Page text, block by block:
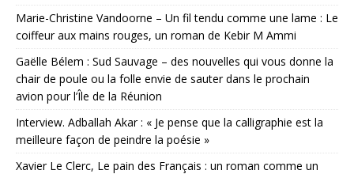
Marie-Christine Vandoorne – Un fil tendu comme une lame : Le
coiffeur aux mains rouges, un roman de Kebir M Ammi
Gaëlle Bélem : Sud Sauvage – des nouvelles qui vous donne la
chair de poule ou la folle envie de sauter dans le prochain
avion pour l’Île de la Réunion
Interview. Adballah Akar : « Je pense que la calligraphie est la
meilleure façon de peindre la poésie »
Xavier Le Clerc, Le pain des Français : un roman comme un